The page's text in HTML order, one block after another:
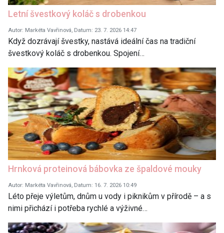
Letní švestkový koláč s drobenkou
Autor: Markéta Vavřinová, Datum: 23. 7. 2026 14:47
Když dozrávají švestky, nastává ideální čas na tradiční
švestkový koláč s drobenkou. Spojení…
Hrnková proteinová bábovka ze špaldové mouky
Autor: Markéta Vavřinová, Datum: 16. 7. 2026 10:49
Léto přeje výletům, dnům u vody i piknikům v přírodě – a s
nimi přichází i potřeba rychlé a výživné…